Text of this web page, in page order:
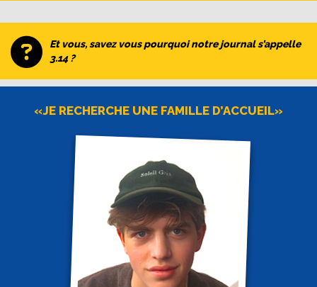
Et vous, savez vous pourquoi notre journal s’appelle
3.14 ?
«JE RECHERCHE UNE FAMILLE D’ACCUEIL»